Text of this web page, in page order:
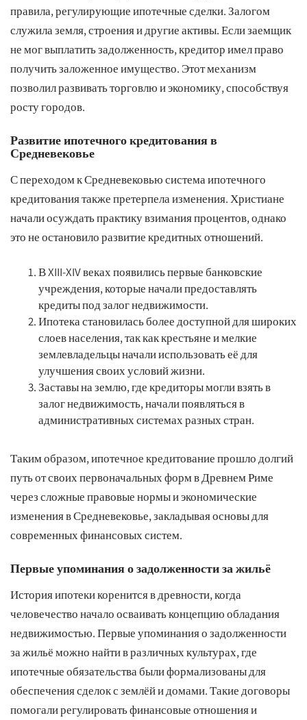
правила, регулирующие ипотечные сделки. Залогом
служила земля, строения и другие активы. Если заемщик
не мог выплатить задолженность, кредитор имел право
получить заложенное имущество. Этот механизм
позволил развивать торговлю и экономику, способствуя
росту городов.
Развитие ипотечного кредитования в
Средневековье
С переходом к Средневековью система ипотечного
кредитования также претерпела изменения. Христиане
начали осуждать практику взимания процентов, однако
это не остановило развитие кредитных отношений.
В XIII-XIV веках появились первые банковские
учреждения, которые начали предоставлять
кредиты под залог недвижимости.
Ипотека становилась более доступной для широких
слоев населения, так как крестьяне и мелкие
землевладельцы начали использовать её для
улучшения своих условий жизни.
Заставы на землю, где кредиторы могли взять в
залог недвижимость, начали появляться в
административных системах разных стран.
Таким образом, ипотечное кредитование прошло долгий
путь от своих первоначальных форм в Древнем Риме
через сложные правовые нормы и экономические
изменения в Средневековье, закладывая основы для
современных финансовых систем.
Первые упоминания о задолженности за жильё
История ипотеки коренится в древности, когда
человечество начало осваивать концепцию обладания
недвижимостью. Первые упоминания о задолженности
за жильё можно найти в различных культурах, где
ипотечные обязательства были формализованы для
обеспечения сделок с землёй и домами. Такие договоры
помогали регулировать финансовые отношения и